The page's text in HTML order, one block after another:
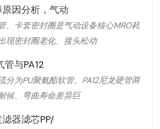
因分析，气动
、卡套密封圈是气动设备核心MRO耗
现密封圈老化、接头松动
管与PA12
分为PU聚氨酯软管、PA12尼龙硬管两
候、弯曲寿命差异巨
器滤芯PP/